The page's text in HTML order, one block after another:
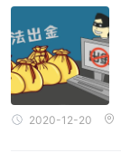
2020-12-20